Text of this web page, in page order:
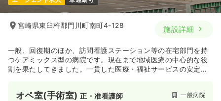
宮崎県東臼杵郡門川町南町4-128 施設詳細
一般、回復期のほか、訪問看護ステーション等の在宅部門を持
つケアミックス型の病院です。現在まで地域医療の中心的な役
割を果たしてきました。一貫した医療・福祉サービスの安定的
オペ室(手術室)正・准看護師 一般病院